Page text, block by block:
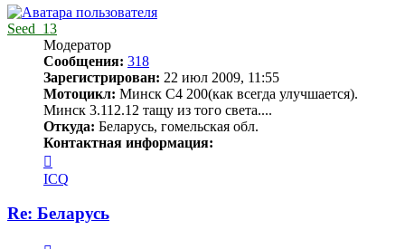
началу
Seed_13
Модератор
Сообщения: 318
Зарегистрирован: 22 июл 2009, 11:55
Мотоцикл: Минск С4 200(как всегда улучшается).
Минск 3.112.12 тащу из того света....
Откуда: Беларусь, гомельская обл.
Контактная информация:
информация
пользователя
ICQ
Re: Беларусь